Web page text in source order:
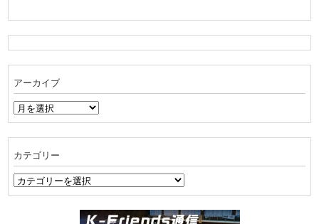
アーカイブ
ア
ー
ブ
カテゴリー
カ
テ